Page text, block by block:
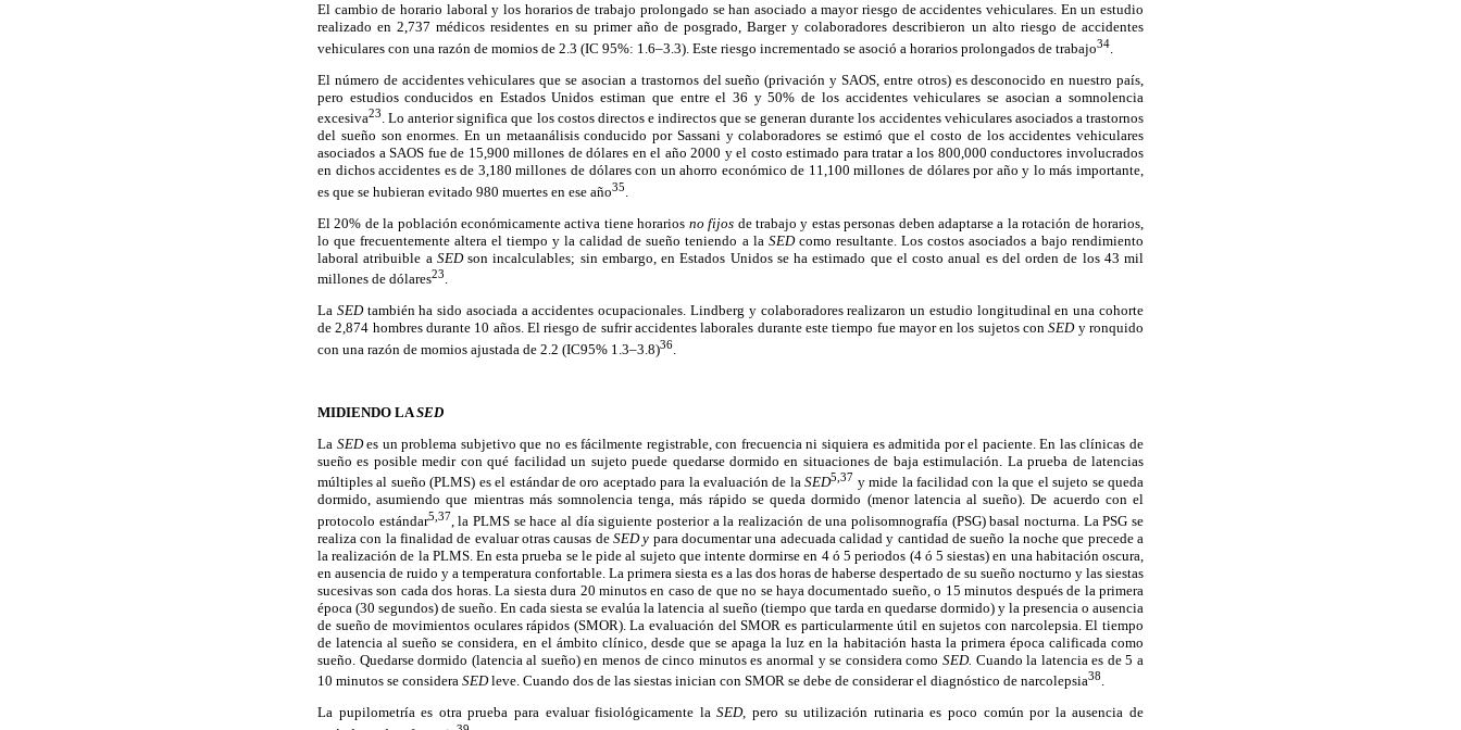
El cambio de horario laboral y los horarios de trabajo prolongado se han asociado a mayor riesgo de accidentes vehiculares. En un estudio
realizado en 2,737 médicos residentes en su primer año de posgrado, Barger y colaboradores describieron un alto riesgo de accidentes
vehiculares con una razón de momios de 2.3 (IC 95%: 1.6–3.3). Este riesgo incrementado se asoció a horarios prolongados de trabajo34
El número de accidentes vehiculares que se asocian a trastornos del sueño (privación y SAOS, entre otros) es desconocido en nuestro país,
pero estudios conducidos en Estados Unidos estiman que entre el 36 y 50% de los accidentes vehiculares se asocian a somnolencia
excesiva23. Lo anterior significa que los costos directos e indirectos que se generan durante los accidentes vehiculares asociados a trastornos
del sueño son enormes. En un metaanálisis conducido por Sassani y colaboradores se estimó que el costo de los accidentes vehiculares
asociados a SAOS fue de 15,900 millones de dólares en el año 2000 y el costo estimado para tratar a los 800,000 conductores involucrados
en dichos accidentes es de 3,180 millones de dólares con un ahorro económico de 11,100 millones de dólares por año y lo más importante,
es que se hubieran evitado 980 muertes en ese año35
El 20% de la población económicamente activa tiene horarios no fijos de trabajo y estas personas deben adaptarse a la rotación de horarios,
lo que frecuentemente altera el tiempo y la calidad de sueño teniendo a la SED como resultante. Los costos asociados a bajo rendimiento
laboral atribuible a SED son incalculables; sin embargo, en Estados Unidos se ha estimado que el costo anual es del orden de los 43 mil
millones de dólares23.
La SED también ha sido asociada a accidentes ocupacionales. Lindberg y colaboradores realizaron un estudio longitudinal en una cohorte
de 2,874 hombres durante 10 años. El riesgo de sufrir accidentes laborales durante este tiempo fue mayor en los sujetos conSED y ronquido
con una razón de momios ajustada de 2.2 (IC95% 1.3–3.8)36
MIDIENDO LASED
La SEDes un problema subjetivo que no es fácilmente registrable, con frecuencia ni siquiera es admitida por el paciente. En las clínicas de
sueño es posible medir con qué facilidad un sujeto puede quedarse dormido en situaciones de baja estimulación. La prueba de latencias
múltiples al sueño (PLMS) es el estándar de oro aceptado para la evaluación de laSED5,37 y mide la facilidad con la que el sujeto se queda
dormido, asumiendo que mientras más somnolencia tenga, más rápido se queda dormido (menor latencia al sueño). De acuerdo con el
protocolo estándar5 ,37 , la PLMS se hace al día siguiente posterior a la realización de una polisomnografía (PSG) basal nocturna. La PSG se
realiza con la finalidad de evaluar otras causas de SED y para documentar una adecuada calidad y cantidad de sueño la noche que precede a
la realización de la PLMS. En esta prueba se le pide al sujeto que intente dormirse en 4 ó 5 periodos (4 ó 5 siestas) en una habitación oscura,
en ausencia de ruido y a temperatura confortable. La primera siesta es a las dos horas de haberse despertado de su sueño nocturno y las siestas
sucesivas son cada dos horas. La siesta dura 20 minutos en caso de que no se haya documentado sueño, o 15 minutos después de la primera
época (30 segundos) de sueño. En cada siesta se evalúa la latencia al sueño (tiempo que tarda en quedarse dormido) y la presencia o ausencia
de sueño de movimientos oculares rápidos (SMOR). La evaluación del SMOR es particularmente útil en sujetos con narcolepsia. El tiempo
de latencia al sueño se considera, en el ámbito clínico, desde que se apaga la luz en la habitación hasta la primera época calificada como
sueño. Quedarse dormido (latencia al sueño) en menos de cinco minutos es anormal y se considera como SED. Cuando la latencia es de 5 a
10 minutos se considera SEDleve. Cuando dos de las siestas inician con SMOR se debe de considerar el diagnóstico de narcolepsia38.
La pupilometría es otra prueba para evaluar fisiológicamente laSED,pero su utilización rutinaria es poco común por la ausencia de